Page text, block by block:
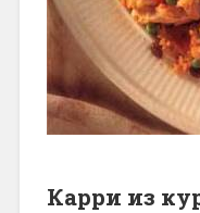
Карри из